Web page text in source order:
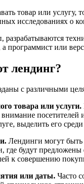
товар или услугу,
исследованиях о
разрабатываются
а программист или
лендинг?
с различными
товара или услуги.
внимание
выделить его
Лендинги могут
где будут
к совершению
или даты. Часто